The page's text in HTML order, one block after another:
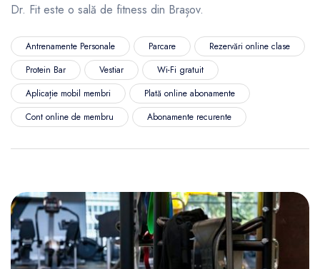
Dr. Fit este o sală de fitness din Brașov.
Antrenamente Personale Parcare
Rezervări online clase
Protein Bar
Vestiar
Wi-Fi gratuit
Aplicație mobil membri
Plată online abonamente
Cont online de membru
Abonamente recurente